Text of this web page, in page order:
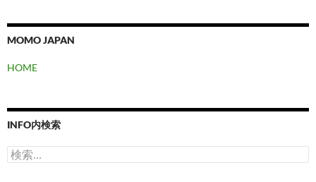
MOMO JAPAN
HOME
INFO内検索
検
索: